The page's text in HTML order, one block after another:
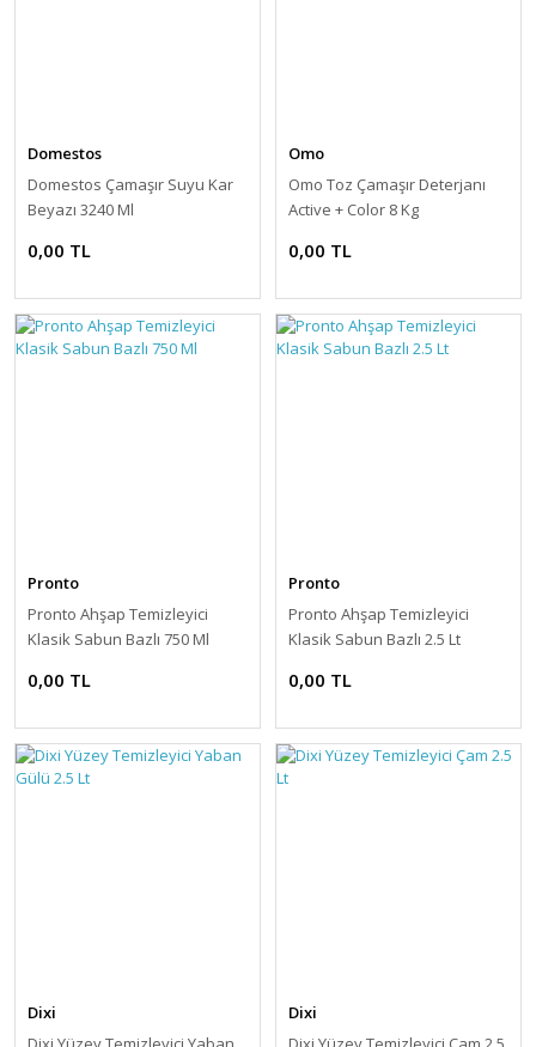
Domestos
Domestos Çamaşır Suyu Kar
Beyazı 3240 Ml
0,00 TL
Omo
Omo Toz Çamaşır Deterjanı
Active + Color 8 Kg
0,00 TL
Pronto
Pronto Ahşap Temizleyici
Klasik Sabun Bazlı 750 Ml
0,00 TL
Pronto
Pronto Ahşap Temizleyici
Klasik Sabun Bazlı 2.5 Lt
0,00 TL
Dixi
Dixi